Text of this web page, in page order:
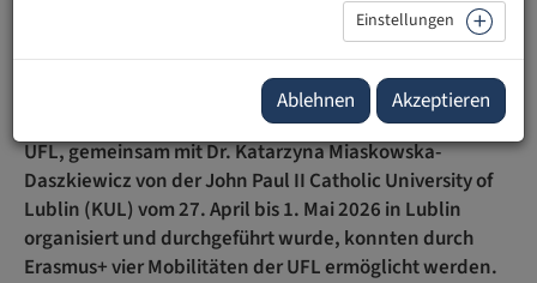
Im Rahmen des internationalen Seminars «One Health
and Law», das unter der Leitung von Prof. Dr. Claudia
Seitz, Institut für Europa- und Völkerrecht (IEVR) der
UFL, gemeinsam mit Dr. Katarzyna Miaskowska-
Daszkiewicz von der John Paul II Catholic University of
Lublin (KUL) vom 27. April bis 1. Mai 2026 in Lublin
organisiert und durchgeführt wurde, konnten durch
Erasmus+ vier Mobilitäten der UFL ermöglicht werden.
Einstellungen
Ablehnen Akzeptieren